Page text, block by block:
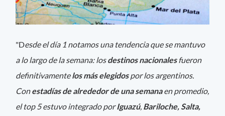
"Desde el día 1 notamos una tendencia que se mantuvo
a lo largo de la semana: losdestinos nacionalesfueron
definitivamentelos más elegidospor los argentinos.
Conestadías de alrededor de una semanaen promedio,
el top 5 estuvo integrado porIguazú, Bariloche, Salta,